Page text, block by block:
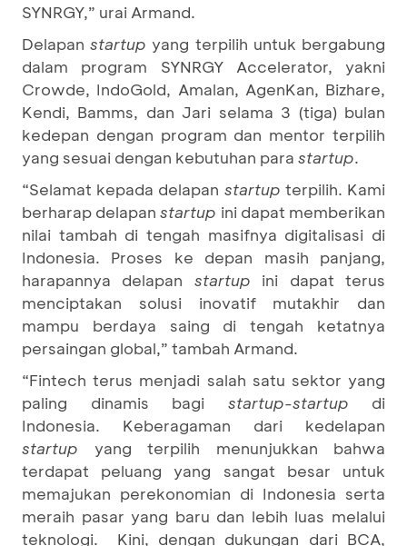
SYNRGY,” urai Armand.
Delapanstartup yang terpilih untuk bergabung
dalam program SYNRGY Accelerator, yakni
Crowde, IndoGold, Amalan, AgenKan, Bizhare,
Kendi, Bamms, dan Jari selama 3 (tiga) bulan
kedepan dengan program dan mentor terpilih
yang sesuai dengan kebutuhan para startup.
“Selamat kepada delapan startup terpilih. Kami
berharap delapanstartup ini dapat memberikan
nilai tambah di tengah masifnya digitalisasi di
Indonesia. Proses ke depan masih panjang,
harapannya delapan startup ini dapat terus
menciptakan solusi inovatif mutakhir dan
mampu berdaya saing di tengah ketatnya
persaingan global,” tambah Armand.
“Fintech terus menjadi salah satu sektor yang
paling dinamis bagi startup-startup di
Indonesia. Keberagaman dari kedelapan
startup yang terpilih menunjukkan bahwa
terdapat peluang yang sangat besar untuk
memajukan perekonomian di Indonesia serta
meraih pasar yang baru dan lebih luas melalui
teknologi. Kini, dengan dukungan dari BCA,